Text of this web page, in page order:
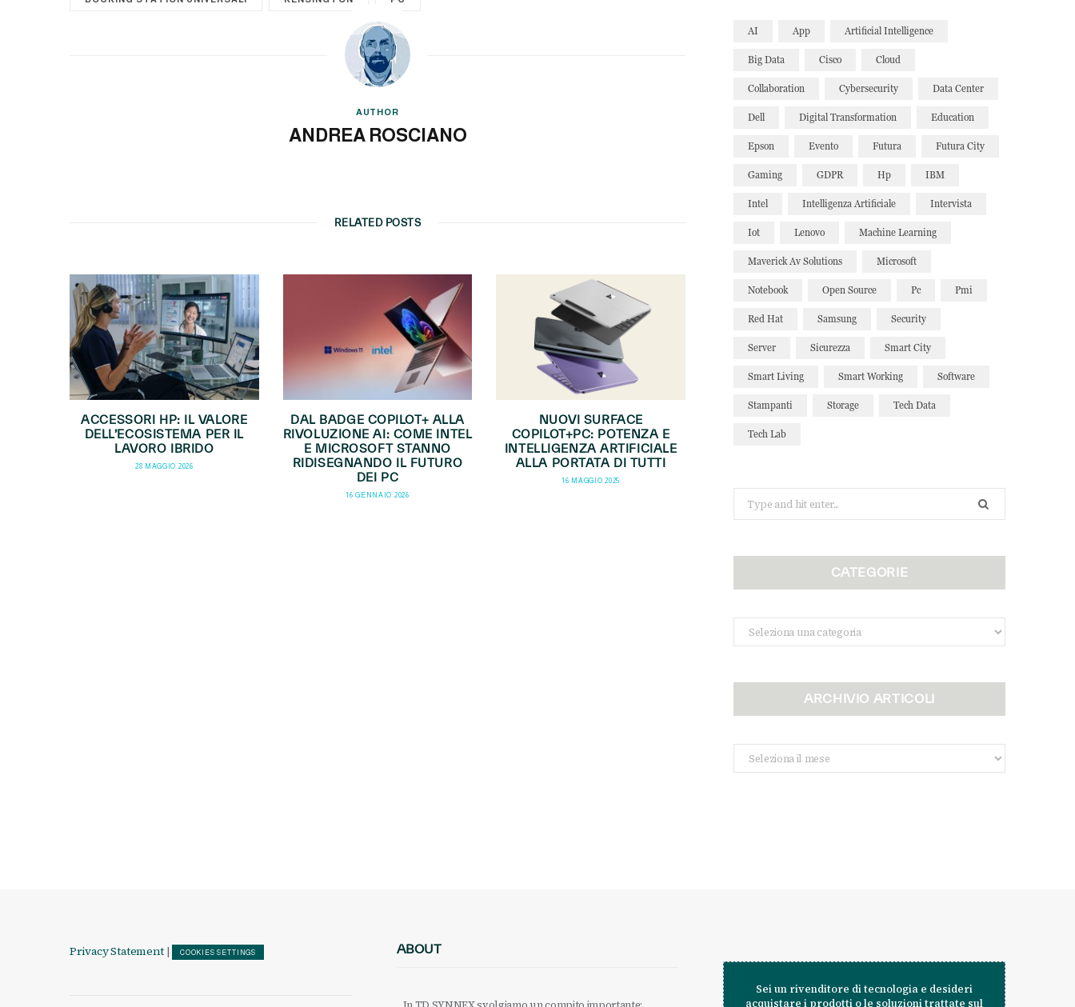
AUTHOR
ANDREA ROSCIANO
RELATED POSTS
ACCESSORI HP: IL VALORE
DELL’ECOSISTEMA PER IL
LAVORO IBRIDO
28 MAGGIO 2026
DAL BADGE COPILOT+ ALLA
RIVOLUZIONE AI: COME INTEL
E MICROSOFT STANNO
RIDISEGNANDO IL FUTURO
DEI PC
16 GENNAIO 2026
NUOVI SURFACE
COPILOT+PC: POTENZA E
INTELLIGENZA ARTIFICIALE
ALLA PORTATA DI TUTTI
16 MAGGIO 2025
AI App Artificial Intelligence
Big Data Cisco Cloud
Collaboration Cybersecurity Data Center
Dell Digital Transformation Education
Epson Evento Futura Futura City
Gaming GDPR Hp IBM
Intel Intelligenza Artificiale Intervista
Iot Lenovo Machine Learning
Maverick Av Solutions Microsoft
Notebook Open Source Pc Pmi
Red Hat Samsung Security
Server Sicurezza Smart City
Smart Living Smart Working Software
Stampanti Storage Tech Data
Tech Lab
for:
CATEGORIE
Categorie
ARCHIVIO ARTICOLI
Archivio
Articoli
Privacy Statement | COOKIES SETTINGS ABOUT
Sei un rivenditore di tecnologia e desideri
acquistare i prodotti o le soluzioni trattate sul